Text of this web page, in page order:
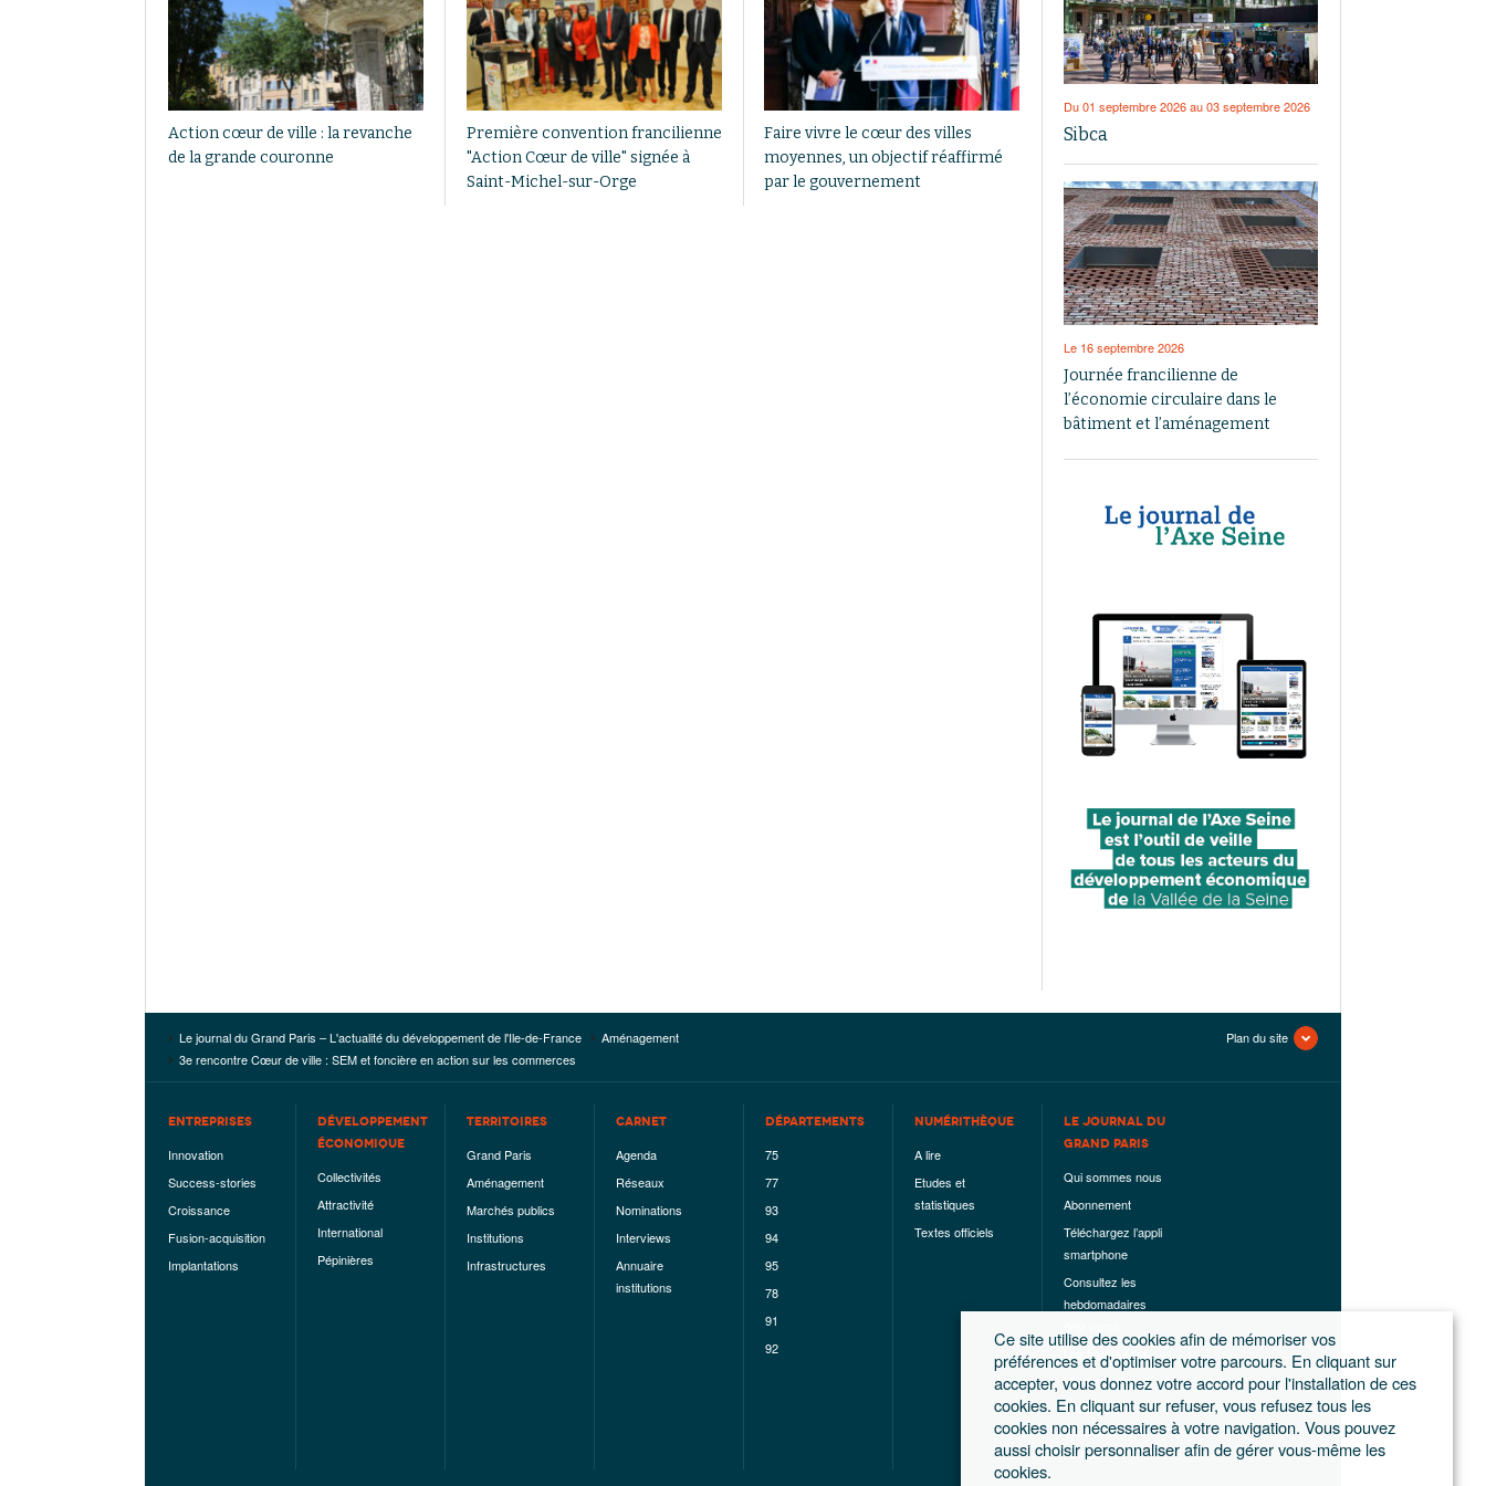
Action cœur de ville : la revanche
de la grande couronne
Première convention francilienne
"Action Cœur de ville" signée à
Saint-Michel-sur-Orge
Faire vivre le cœur des villes
moyennes, un objectif réaffirmé
par le gouvernement
Du 01 septembre 2026 au 03 septembre 2026
Sibca
Le 16 septembre 2026
Journée francilienne de
l’économie circulaire dans le
bâtiment et l’aménagement
Le journal du Grand Paris – L'actualité du développement de l'Ile-de-France
Aménagement
3e rencontre Cœur de ville : SEM et foncière en action sur les commerces
Plan du site
ENTREPRISES
Innovation
Success-stories
Croissance
Fusion-acquisition
Implantations
DÉVELOPPEMENT
ÉCONOMIQUE
Collectivités
Attractivité
International
Pépinières
TERRITOIRES
Grand Paris
Aménagement
Marchés publics
Institutions
Infrastructures
CARNET
Agenda
Réseaux
Nominations
Interviews
Annuaire
institutions
DÉPARTEMENTS
75
77
93
94
95
78
91
92
NUMÉRITHÈQUE
A lire
Etudes et
statistiques
Textes officiels
LE JOURNAL DU
GRAND PARIS
Qui sommes nous
Abonnement
Téléchargez l’appli
smartphone
Consultez les
hebdomadaires
Les hors-séries
Mentions légales
Conditions
générales de
ventes
Ce site utilise des cookies afin de mémoriser vos
préférences et d'optimiser votre parcours. En cliquant sur
accepter, vous donnez votre accord pour l'installation de ces
cookies. En cliquant sur refuser, vous refusez tous les
cookies non nécessaires à votre navigation. Vous pouvez
aussi choisir personnaliser afin de gérer vous-même les
cookies.